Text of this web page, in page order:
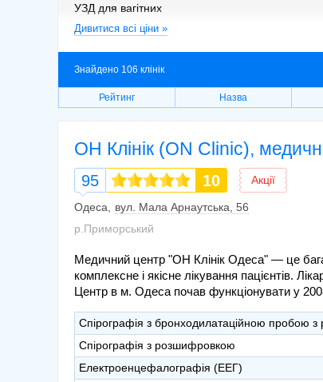
центру. Проаналізувавши всі пропозиції за
зручним графіком роботи та близьким
УЗД для вагітних
МРТ судин головного мозку
Кольпоскопія
Рентген молочних залоз (мамографія)
КТ головного мозку
Дивитися всі ціни »
Знайдено 106 клінік
Рейтинг Назва
ОН Клінік (ON Clinic),
95 10 Акції
Одеса
вул. Мала Арнаутська, 56
р.Приморський
Медичний центр "ОН Клінік Одеса" — це
комплексне і якісне лікування пацієнтів.
Центр в м. Одеса почав функціонувати у
Спірографія з бронходилатаційною пробою
Спірографія з розшифровкою
Електроенцефалографія (ЕЕГ)